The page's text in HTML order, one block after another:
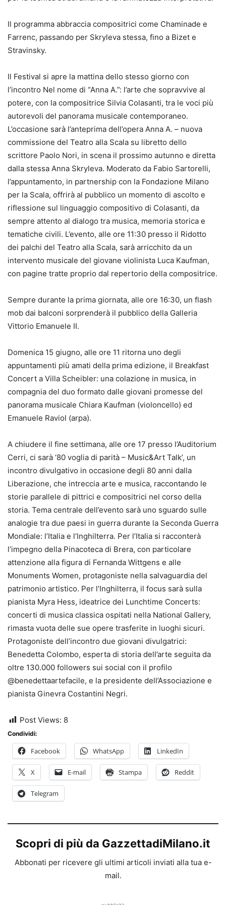
Il programma abbraccia compositrici come Chaminade e
Farrenc, passando per Skryleva stessa, fino a Bizet e
Stravinsky.
Il Festival si apre la mattina dello stesso giorno con
l’incontro Nel nome di “Anna A.”: l’arte che sopravvive al
potere, con la compositrice Silvia Colasanti, tra le voci più
autorevoli del panorama musicale contemporaneo.
L’occasione sarà l’anteprima dell’opera Anna A. – nuova
commissione del Teatro alla Scala su libretto dello
scrittore Paolo Nori, in scena il prossimo autunno e diretta
dalla stessa Anna Skryleva. Moderato da Fabio Sartorelli,
l’appuntamento, in partnership con la Fondazione Milano
per la Scala, offrirà al pubblico un momento di ascolto e
riflessione sul linguaggio compositivo di Colasanti, da
sempre attento al dialogo tra musica, memoria storica e
tematiche civili. L’evento, alle ore 11:30 presso il Ridotto
dei palchi del Teatro alla Scala, sarà arricchito da un
intervento musicale del giovane violinista Luca Kaufman,
con pagine tratte proprio dal repertorio della compositrice.
Sempre durante la prima giornata, alle ore 16:30, un flash
mob dai balconi sorprenderà il pubblico della Galleria
Vittorio Emanuele II.
Domenica 15 giugno, alle ore 11 ritorna uno degli
appuntamenti più amati della prima edizione, il Breakfast
Concert a Villa Scheibler: una colazione in musica, in
compagnia del duo formato dalle giovani promesse del
panorama musicale Chiara Kaufman (violoncello) ed
Emanuele Raviol (arpa).
A chiudere il fine settimana, alle ore 17 presso l’Auditorium
Cerri, ci sarà ‘80 voglia di parità – Music&Art Talk’, un
incontro divulgativo in occasione degli 80 anni dalla
Liberazione, che intreccia arte e musica, raccontando le
storie parallele di pittrici e compositrici nel corso della
storia. Tema centrale dell’evento sarà uno sguardo sulle
analogie tra due paesi in guerra durante la Seconda Guerra
Mondiale: l’Italia e l’Inghilterra. Per l’Italia si racconterà
l’impegno della Pinacoteca di Brera, con particolare
attenzione alla figura di Fernanda Wittgens e alle
Monuments Women, protagoniste nella salvaguardia del
patrimonio artistico. Per l’Inghilterra, il focus sarà sulla
pianista Myra Hess, ideatrice dei Lunchtime Concerts:
concerti di musica classica ospitati nella National Gallery,
rimasta vuota delle sue opere trasferite in luoghi sicuri.
Protagoniste dell’incontro due giovani divulgatrici:
Benedetta Colombo, esperta di storia dell’arte seguita da
oltre 130.000 followers sui social con il profilo
@benedettaartefacile, e la presidente dell’Associazione e
pianista Ginevra Costantini Negri.
Post Views: 8
Condividi:
Facebook WhatsApp LinkedIn
X E-mail Stampa Reddit
Telegram
Scopri di più da GazzettadiMilano.it
Abbonati per ricevere gli ultimi articoli inviati alla tua e-
mail.